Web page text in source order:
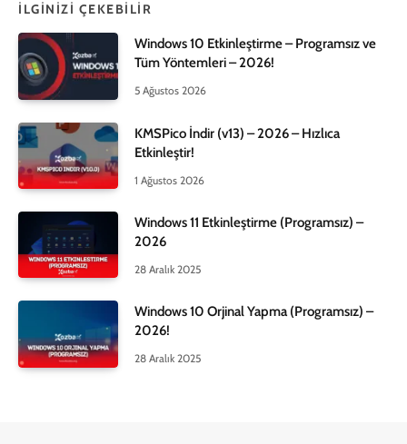
İLGINIZI ÇEKEBILIR
Windows 10 Etkinleştirme – Programsız ve
Tüm Yöntemleri – 2026!
5 Ağustos 2026
KMSPico İndir (v13) – 2026 – Hızlıca
Etkinleştir!
1 Ağustos 2026
Windows 11 Etkinleştirme (Programsız) –
2026
28 Aralık 2025
Windows 10 Orjinal Yapma (Programsız) –
2026!
28 Aralık 2025